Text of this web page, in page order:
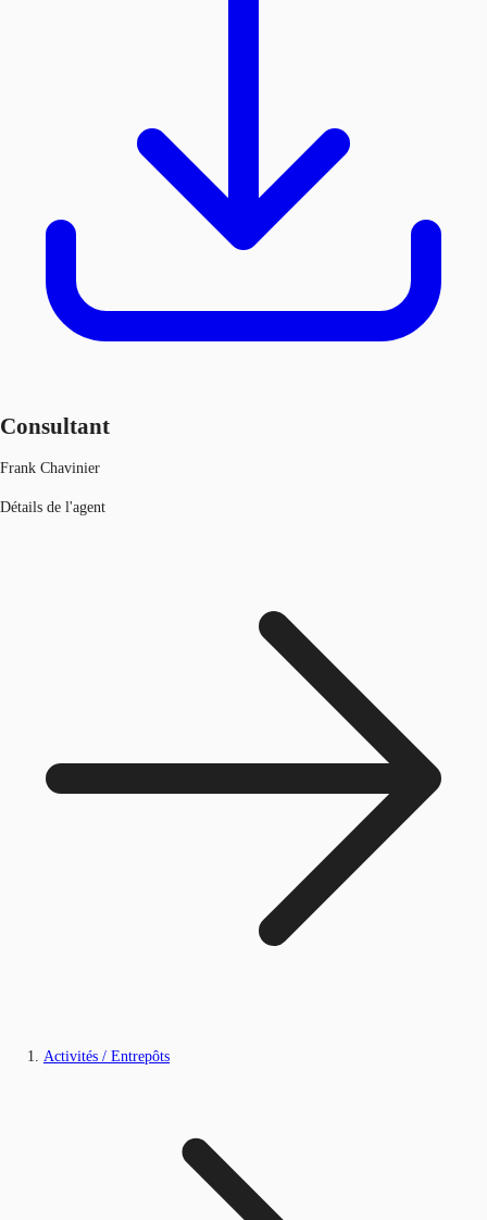
Consultant
Frank Chavinier
Détails de l'agent
Activités / Entrepôts